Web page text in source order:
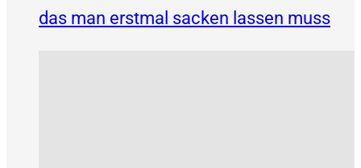
das man erstmal sacken lassen muss